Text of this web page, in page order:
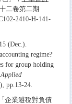
二卷第二期
2410-H-141-
(Dec.).
regime?
for group holding
pp.13-24.
企業避稅對負債